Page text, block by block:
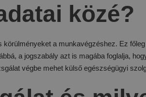
közé?
a munkavégzéshez. Ez
a jogszabály azt is magába foglalja,
végbe mehet külső egészségügyi